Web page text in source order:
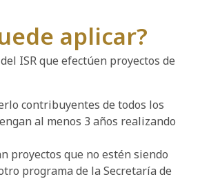
aplicar?
ISR que efectúen proyectos de
contribuyentes de todos los
al menos 3 años realizando
proyectos que no estén siendo
programa de la Secretaría de